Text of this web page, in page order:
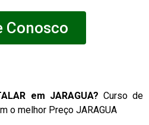
Conosco
em JARAGUA? Curso de
o melhor Preço JARAGUA